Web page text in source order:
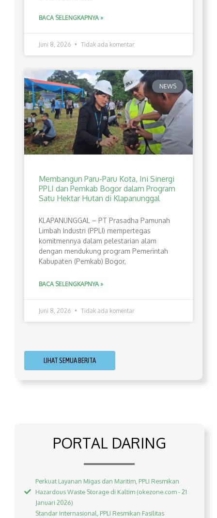
BACA SELENGKAPNYA »
Juni 8, 2026 Tidak ada komentar
NEWS
Membangun Paru-Paru Kota, Ini Sinergi
PPLI dan Pemkab Bogor dalam Program
Satu Hektar Hutan di Klapanunggal
​KLAPANUNGGAL – PT Prasadha Pamunah
Limbah Industri (PPLI) mempertegas
komitmennya dalam pelestarian alam
dengan mendukung program Pemerintah
Kabupaten (Pemkab) Bogor,
BACA SELENGKAPNYA »
Juni 8, 2026 Tidak ada komentar
LIHAT SEMUA BERITA
PORTAL DARING
Perkuat Layanan Migas dan Maritim, PPLI Resmikan
Hazardous Waste Storage di Kaltim (okezone.com - 21
Januari 2026)
Standar Internasional, PPLI Resmikan Fasilitas